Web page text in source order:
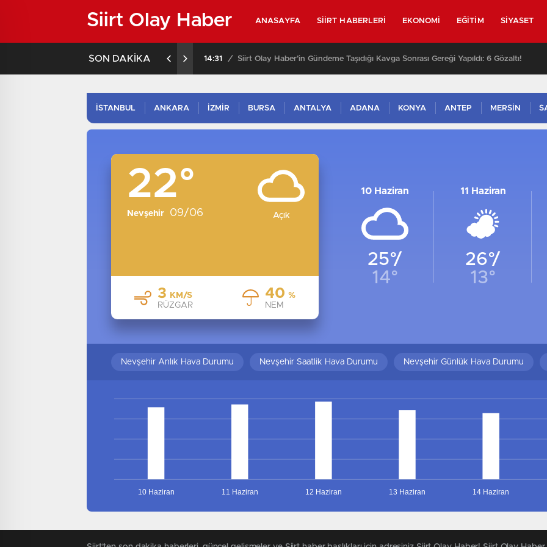
Siirt Olay Haber ANASAYFA SIIRT HABERLERI EKONOMI EĞITIM SIYASET
SON DAKİKA 14:31 / Siirt Olay Haber’in Gündeme Taşıdığı Kavga Sonrası Gereği Yapıldı: 6 Gözaltı!
İSTANBUL ANKARA İZMİR BURSA ANTALYA ADANA KONYA ANTEP MERSİN
22°
Nevşehir 09/06 Açık
3KM/S
RÜZGAR
40%
NEM
10 Haziran
25°/
14°
11 Haziran
26°/
13°
Nevşehir Anlık Hava Durumu Nevşehir Saatlik Hava Durumu Nevşehir Günlük Hava Durumu
10 Haziran 11 Haziran 12 Haziran 13 Haziran 14 Haziran